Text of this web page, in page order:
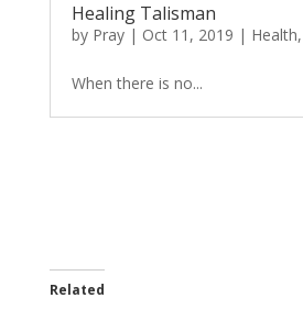
Healing Talisman
by Pray| Oct 11, 2019 | Health,
When there is no...
Related